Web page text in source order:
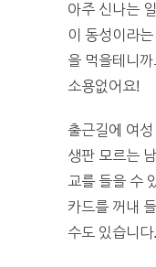
아주 신나는
이 동성이라
을 먹을테니
소용없어요!
출근길에 여
생판 모르는
교를 들을 수
카드를 꺼내
수도 있습니다.